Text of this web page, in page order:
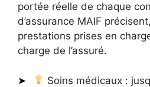
portée réelle de chaque
d’assurance MAIF
prestations prises en
charge de l’assuré.
Soins médicaux :